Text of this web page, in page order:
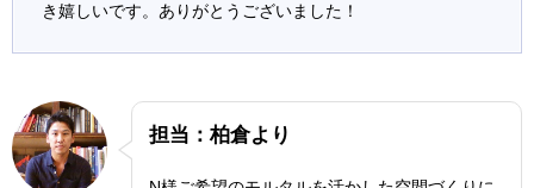
き嬉しいです。ありがとうございました！
担当：柏倉より